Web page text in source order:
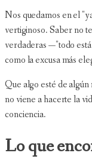
Nos quedamos en el
vertiginoso. Saber no
verdaderas —"todo
como la excusa más
Que algo esté de
no viene a hacerte la
conciencia.
Lo que